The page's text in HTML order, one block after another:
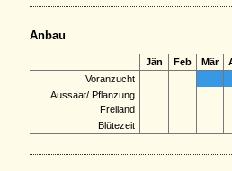
Anbau
Jän Feb Mär
Voranzucht
Aussaat/ Pflanzung
Freiland
Blütezeit